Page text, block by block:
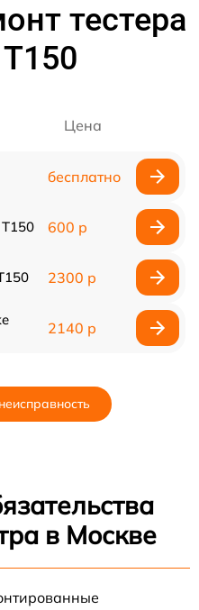
тестера
Цена
бесплатно
600 р
2300 р
2140 р
в Москве